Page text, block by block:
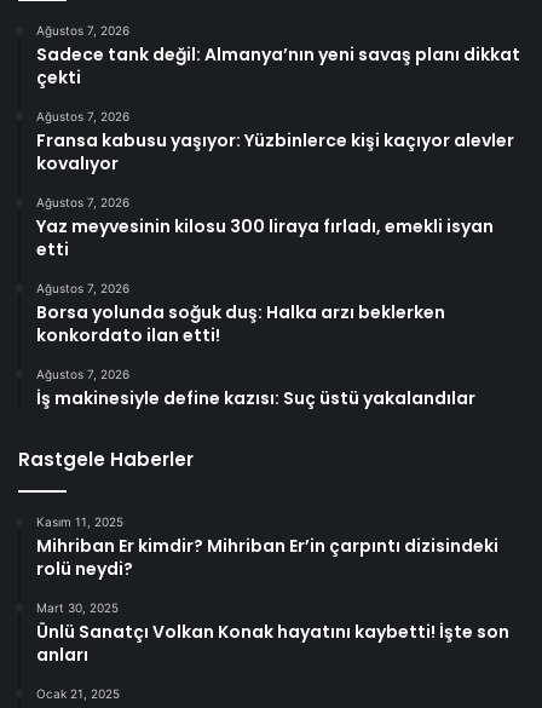
Ağustos 7, 2026
Sadece tank değil: Almanya’nın yeni savaş planı dikkat
çekti
Ağustos 7, 2026
Fransa kabusu yaşıyor: Yüzbinlerce kişi kaçıyor alevler
kovalıyor
Ağustos 7, 2026
Yaz meyvesinin kilosu 300 liraya fırladı, emekli isyan
etti
Ağustos 7, 2026
Borsa yolunda soğuk duş: Halka arzı beklerken
konkordato ilan etti!
Ağustos 7, 2026
İş makinesiyle define kazısı: Suç üstü yakalandılar
Rastgele Haberler
Kasım 11, 2025
Mihriban Er kimdir? Mihriban Er’in çarpıntı dizisindeki
rolü neydi?
Mart 30, 2025
Ünlü Sanatçı Volkan Konak hayatını kaybetti! İşte son
anları
Ocak 21, 2025